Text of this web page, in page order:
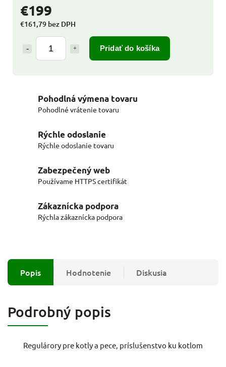
€199
€161,79 bez DPH
Pridať do košíka
Pohodlná výmena tovaru
Pohodlné vrátenie tovaru
Rýchle odoslanie
Rýchle odoslanie tovaru
Zabezpečený web
Používame HTTPS certifikát
Zákaznícka podpora
Rýchla zákaznícka podpora
Popis Hodnotenie Diskusia
Podrobný popis
Regulárory pre kotly a pece, príslušenstvo ku kotlom